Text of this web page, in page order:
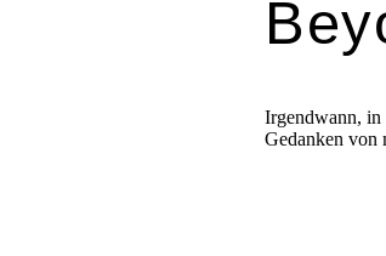
Irgendwann, in
Gedanken von